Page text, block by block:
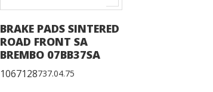
BRAKE PADS SINTERED
ROAD FRONT SA
BREMBO 07BB37SA
1067128737.04.75